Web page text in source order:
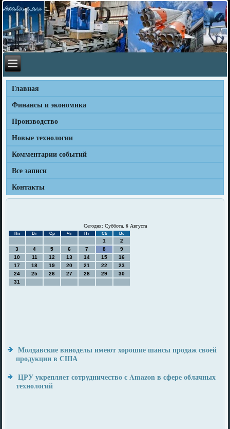
Главная
Финансы и экономика
Производство
Новые технологии
Комментарии событий
Все записи
Контакты
Сегодня: Суббота, 8 Августа
Пн Вт Ср Чт Пт Сб Вс
1
2
3
4 5 6 7 8
9
10
11 12 13 14 15
16
17
18 19 20 21 22
23
24
25 26 27 28 29
30
31
Молдавские виноделы имеют хорошие шансы продаж своей
продукции в США
ЦРУ укрепляет сотрудничество с Amazon в сфере облачных
технологий